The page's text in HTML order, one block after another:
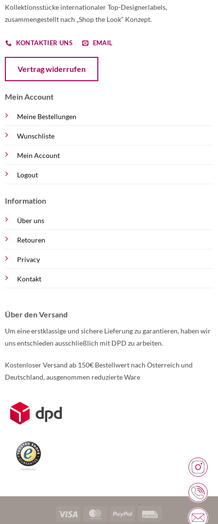
Kollektionsstücke internationaler Top-Designerlabels,
zusammengestellt nach „Shop the Look“ Konzept.
KONTAKTIER UNS EMAIL
Vertrag widerrufen
Mein Account
Meine Bestellungen
Wunschliste
Mein Account
Logout
Information
Über uns
Retouren
Privacy
Kontakt
Über den Versand
Um eine erstklassige und sichere Lieferung zu garantieren, haben wir
uns entschieden ausschließlich mit DPD zu arbeiten.
Kostenloser Versand ab 150€ Bestellwert nach Österreich und
Deutschland, ausgenommen reduzierte Ware
Weitere Informationen über den gesperrten Inhalt.
Visa MasterCardPayPal